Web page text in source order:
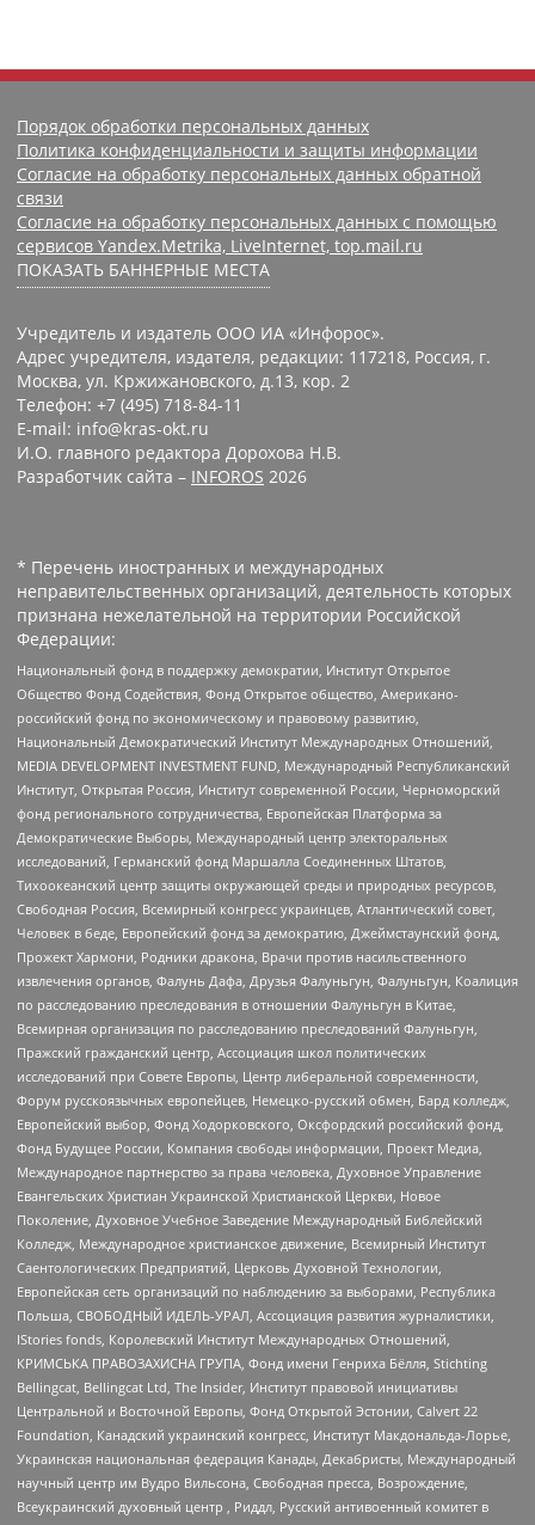
Порядок обработки персональных данных
Политика конфиденциальности и защиты информации
Согласие на обработку персональных данных обратной
связи
Согласие на обработку персональных данных с помощью
сервисов Yandex.Metrika, LiveInternet, top.mail.ru
ПОКАЗАТЬ БАННЕРНЫЕ МЕСТА
Учредитель и издатель ООО ИА «Инфорос».
Адрес учредителя, издателя, редакции: 117218, Россия, г.
Москва, ул. Кржижановского, д.13, кор. 2
Телефон: +7 (495) 718-84-11
E-mail: info@kras-okt.ru
И.О. главного редактора Дорохова Н.В.
Разработчик сайта – INFOROS 2026
* Перечень иностранных и международных
неправительственных организаций, деятельность которых
признана нежелательной на территории Российской
Федерации:
Национальный фонд в поддержку демократии, Институт Открытое
Общество Фонд Содействия, Фонд Открытое общество, Американо-
российский фонд по экономическому и правовому развитию,
Национальный Демократический Институт Международных Отношений,
MEDIA DEVELOPMENT INVESTMENT FUND, Международный Республиканский
Институт, Открытая Россия, Институт современной России, Черноморский
фонд регионального сотрудничества, Европейская Платформа за
Демократические Выборы, Международный центр электоральных
исследований, Германский фонд Маршалла Соединенных Штатов,
Тихоокеанский центр защиты окружающей среды и природных ресурсов,
Свободная Россия, Всемирный конгресс украинцев, Атлантический совет,
Человек в беде, Европейский фонд за демократию, Джеймстаунский фонд,
Прожект Хармони, Родники дракона, Врачи против насильственного
извлечения органов, Фалунь Дафа, Друзья Фалуньгун, Фалуньгун, Коалиция
по расследованию преследования в отношении Фалуньгун в Китае,
Всемирная организация по расследованию преследований Фалуньгун,
Пражский гражданский центр, Ассоциация школ политических
исследований при Совете Европы, Центр либеральной современности,
Форум русскоязычных европейцев, Немецко-русский обмен, Бард колледж,
Европейский выбор, Фонд Ходорковского, Оксфордский российский фонд,
Фонд Будущее России, Компания свободы информации, Проект Медиа,
Международное партнерство за права человека, Духовное Управление
Евангельских Христиан Украинской Христианской Церкви, Новое
Поколение, Духовное Учебное Заведение Международный Библейский
Колледж, Международное христианское движение, Всемирный Институт
Саентологических Предприятий, Церковь Духовной Технологии,
Европейская сеть организаций по наблюдению за выборами, Республика
Польша, СВОБОДНЫЙ ИДЕЛЬ-УРАЛ, Ассоциация развития журналистики,
IStories fonds, Королевский Институт Международных Отношений,
КРИМСЬКА ПРАВОЗАХИСНА ГРУПА, Фонд имени Генриха Бёлля, Stichting
Bellingcat, Bellingcat Ltd, The Insider, Институт правовой инициативы
Центральной и Восточной Европы, Фонд Открытой Эстонии, Calvert 22
Foundation, Канадский украинский конгресс, Институт Макдональда-Лорье,
Украинская национальная федерация Канады, Декабристы, Международный
научный центр им Вудро Вильсона, Свободная пресса, Возрождение,
Всеукраинский духовный центр , Риддл, Русский антивоенный комитет в